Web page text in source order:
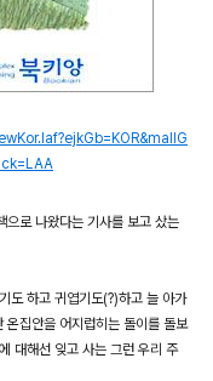
으로 나왔다는 기사를 보고 샀는
도 하고 귀엽기도(?)하고 늘 아가
온집안을 어지럽히는 돌이를 돌보
대해선 잊고 사는 그런 우리 주